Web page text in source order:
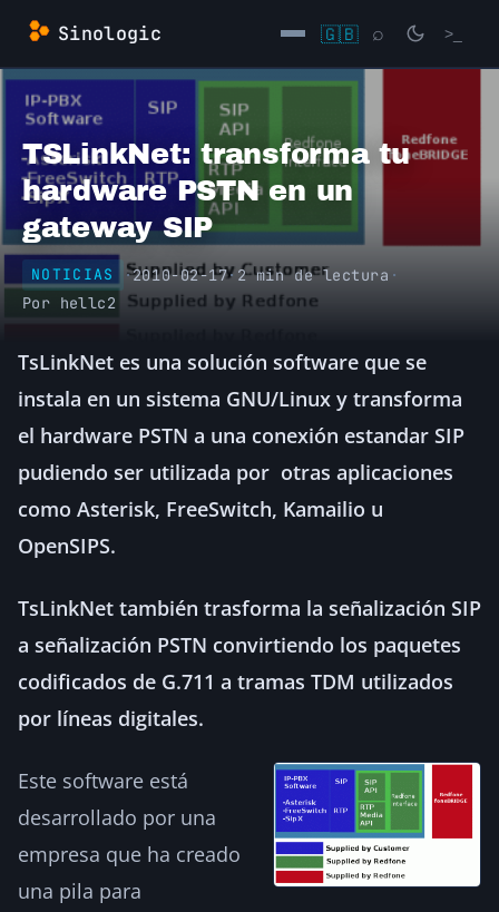
Saltar
contenido
Sinologic 🇬🇧 ⌕ >_
TSLinkNet: transforma tu
hardware PSTN en un
gateway SIP
NOTICIAS ·2010-02-17· 2 min de lectura ·
Por hellc2
TsLinkNet es una solución software que se
instala en un sistema GNU/Linux y transforma
el hardware PSTN a una conexión estandar SIP
pudiendo ser utilizada por otras aplicaciones
como Asterisk, FreeSwitch, Kamailio u
OpenSIPS.
TsLinkNet también trasforma la señalización SIP
a señalización PSTN convirtiendo los paquetes
codificados de G.711 a tramas TDM utilizados
por líneas digitales.
Este software está
desarrollado por una
empresa que ha creado
una pila para